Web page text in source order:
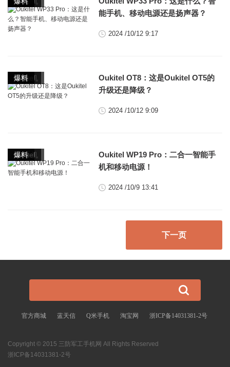
能手机、移动电源还是扬声器？
2024 /10/12 9:17
5G手机
oukitel
平板
,爆料
Oukitel OT8：这是Oukitel OT5的
升级还是降级？
2024 /10/12 9:09
5G手机
oukitel
爆料
Oukitel WP19 Pro：二合一智能手
机和移动电源！
2024 /10/9 13:41
下一页
官方商城 蓝天信 Q米手机 淘宝网 浙ICP备14031381-2号
Copyright © 2015 三防军工手机网 All Rights Reserved
浙ICP备14031381-2号